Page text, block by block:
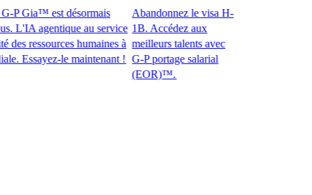
est désormais
agentique au service
ressources humaines à
le maintenant !​​
Abandonnez le visa H-
1B. Accédez aux
meilleurs talents avec
G-P portage salarial
(EOR)™.​​